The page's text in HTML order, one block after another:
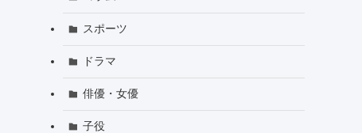
スポーツ
ドラマ
俳優・女優
子役